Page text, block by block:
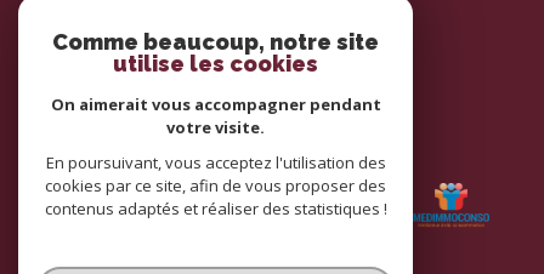
adhérents
Comme beaucoup, notre site
utilise les cookies
On aimerait vous accompagner pendant
votre visite.
En poursuivant, vous acceptez l'utilisation des
cookies par ce site, afin de vous proposer des
contenus adaptés et réaliser des statistiques !